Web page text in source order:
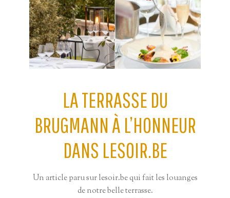
LA TERRASSE DU
BRUGMANN À L’HONNEUR
DANS LESOIR.BE
Un article paru sur lesoir.be qui fait les louanges
de notre belle terrasse.